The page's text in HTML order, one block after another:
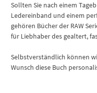
Sollten Sie nach einem
Ledereinband und einem
gehören Bücher der RAW
für Liebhaber des gealtert,
Selbstverständlich können
Wunsch diese Buch